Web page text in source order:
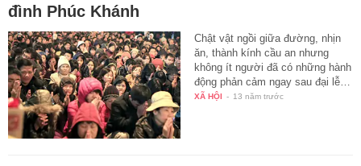
đình Phúc Khánh
Chật vật ngồi giữa đường, nhịn
ăn, thành kính cầu an nhưng
không ít người đã có những hành
động phản cảm ngay sau đại lễ…
XÃ HỘI - 13 năm trước